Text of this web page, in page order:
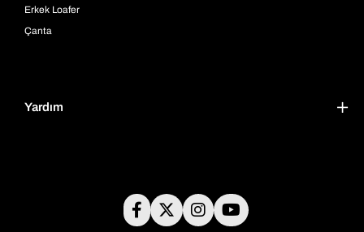
Erkek Loafer
Çanta
Yardım